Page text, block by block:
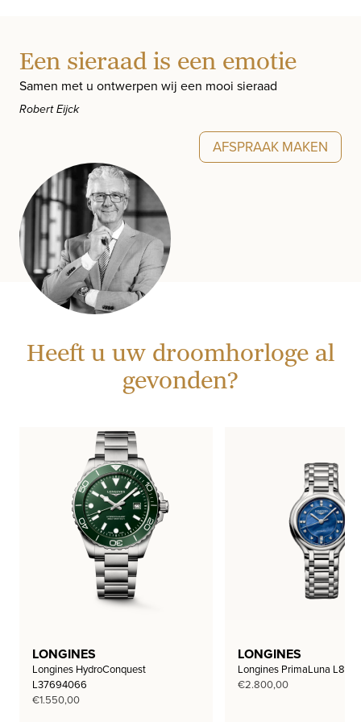
Een sieraad is een emotie
Samen met u ontwerpen wij een mooi sieraad
Robert Eijck
AFSPRAAK MAKEN
Heeft u uw droomhorloge al
gevonden?
LONGINES
Longines HydroConquest
L37694066
€1.550,00
LONGINES
Longines PrimaLuna
€2.800,00